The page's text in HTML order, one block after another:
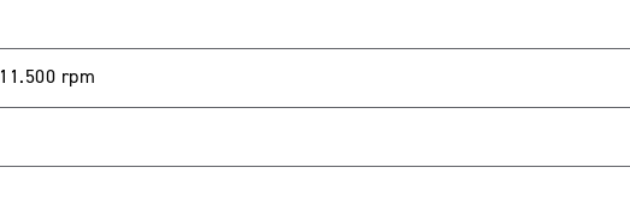
rpm